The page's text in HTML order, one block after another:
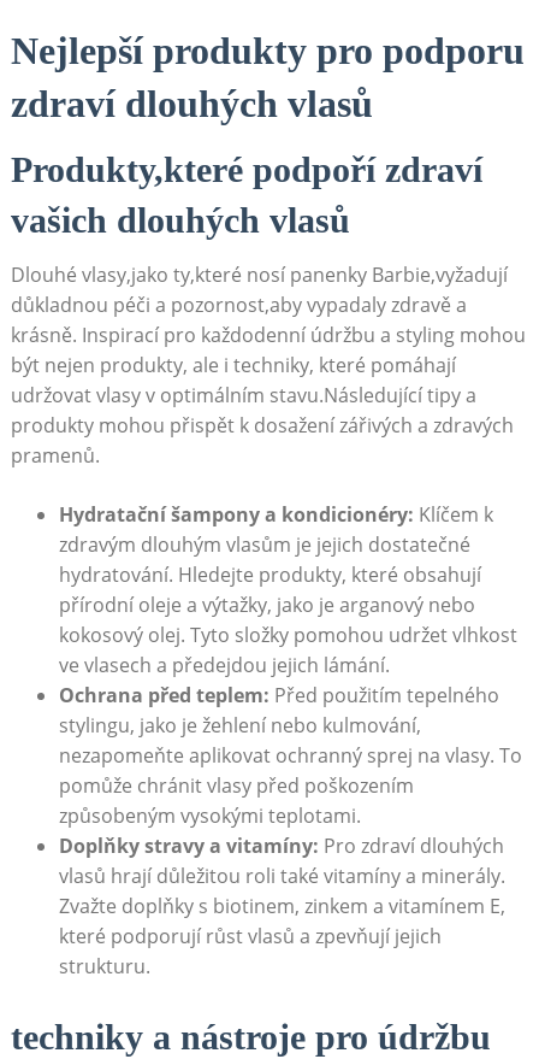
Nejlepší produkty pro podporu
zdraví dlouhých vlasů
Produkty,které podpoří zdraví
vašich dlouhých vlasů
Dlouhé vlasy,jako ty,které nosí panenky Barbie,vyžadují
důkladnou péči a pozornost,aby vypadaly zdravě a
krásně. Inspirací pro každodenní údržbu a styling mohou
být nejen produkty, ale i techniky, které pomáhají
udržovat vlasy v optimálním stavu.Následující tipy a
produkty mohou přispět k dosažení zářivých a zdravých
pramenů.
Hydratační šampony a kondicionéry: Klíčem k
zdravým dlouhým vlasům je jejich dostatečné
hydratování. Hledejte produkty, které obsahují
přírodní oleje a výtažky, jako je arganový nebo
kokosový olej. Tyto složky pomohou udržet vlhkost
ve vlasech a předejdou jejich lámání.
Ochrana před teplem: Před použitím tepelného
stylingu, jako je žehlení nebo kulmování,
nezapomeňte aplikovat ochranný sprej na vlasy. To
pomůže chránit vlasy před poškozením
způsobeným vysokými teplotami.
Doplňky stravy a vitamíny: Pro zdraví dlouhých
vlasů hrají důležitou roli také vitamíny a minerály.
Zvažte doplňky s biotinem, zinkem a vitamínem E,
které podporují růst vlasů a zpevňují jejich
strukturu.
techniky a nástroje pro údržbu